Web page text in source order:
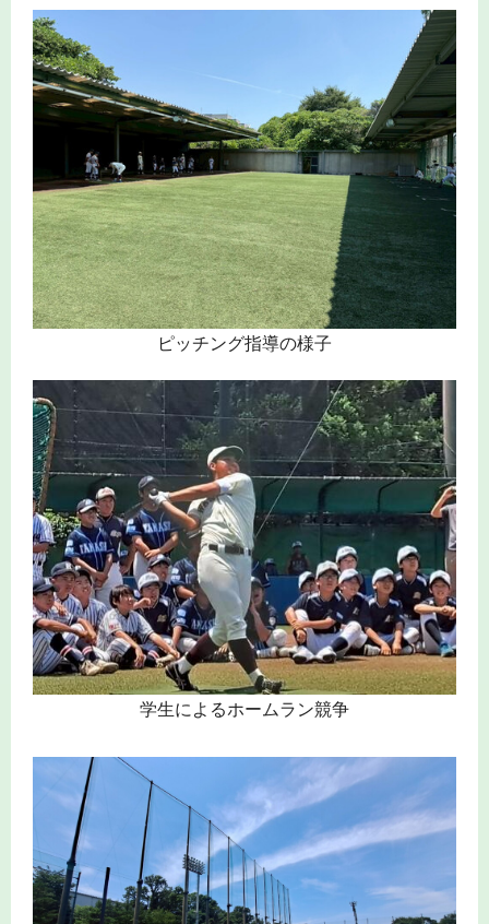
ピッチング指導の様子
学生によるホームラン競争